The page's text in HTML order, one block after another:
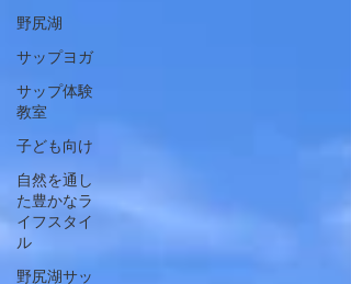
野尻湖
サップヨガ
サップ体験
教室
子ども向け
自然を通し
た豊かなラ
イフスタイ
ル
野尻湖サッ